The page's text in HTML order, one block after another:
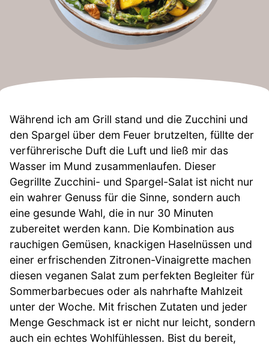
Während ich am Grill stand und die Zucchini und
den Spargel über dem Feuer brutzelten, füllte der
verführerische Duft die Luft und ließ mir das
Wasser im Mund zusammenlaufen. Dieser
Gegrillte Zucchini- und Spargel-Salat ist nicht nur
ein wahrer Genuss für die Sinne, sondern auch
eine gesunde Wahl, die in nur 30 Minuten
zubereitet werden kann. Die Kombination aus
rauchigen Gemüsen, knackigen Haselnüssen und
einer erfrischenden Zitronen-Vinaigrette machen
diesen veganen Salat zum perfekten Begleiter für
Sommerbarbecues oder als nahrhafte Mahlzeit
unter der Woche. Mit frischen Zutaten und jeder
Menge Geschmack ist er nicht nur leicht, sondern
auch ein echtes Wohlfühlessen. Bist du bereit,